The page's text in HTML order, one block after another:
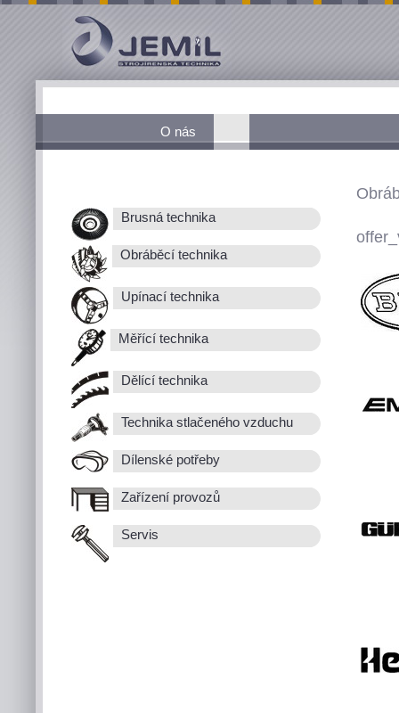
O nás
Brusná technika
Obráběcí technika
Upínací technika
Měřící technika
Dělící technika
Technika stlačeného vzduchu
Dílenské potřeby
Zařízení provozů
Servis